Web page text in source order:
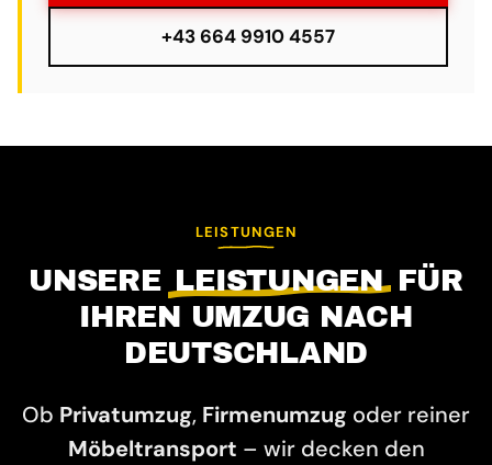
+43 664 9910 4557
LEISTUNGEN
UNSERE LEISTUNGENFÜR
IHREN UMZUG NACH
DEUTSCHLAND
Ob Privatumzug, Firmenumzug oder reiner
Möbeltransport – wir decken den